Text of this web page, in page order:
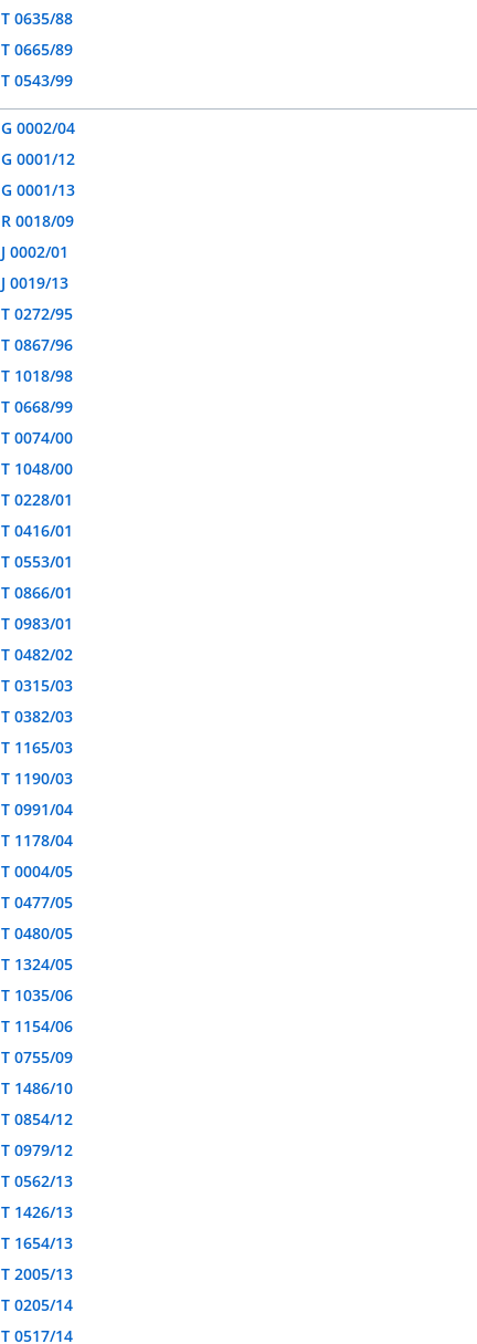
T 0635/88
T 0665/89
T 0543/99
G 0002/04
G 0001/12
G 0001/13
R 0018/09
J 0002/01
J 0019/13
T 0272/95
T 0867/96
T 1018/98
T 0668/99
T 0074/00
T 1048/00
T 0228/01
T 0416/01
T 0553/01
T 0866/01
T 0983/01
T 0482/02
T 0315/03
T 0382/03
T 1165/03
T 1190/03
T 0991/04
T 1178/04
T 0004/05
T 0477/05
T 0480/05
T 1324/05
T 1035/06
T 1154/06
T 0755/09
T 1486/10
T 0854/12
T 0979/12
T 0562/13
T 1426/13
T 1654/13
T 2005/13
T 0205/14
T 0517/14